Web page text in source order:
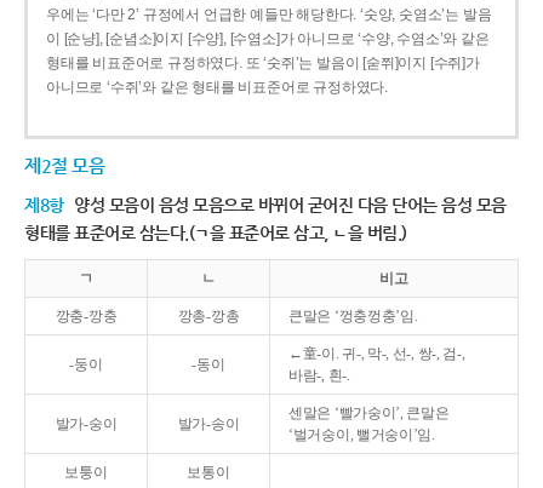
우에는 ‘다만 2’ 규정에서 언급한 예들만 해당한다. ‘숫양, 숫염소’는 발음
이 [순냥], [순념소]이지 [수양], [수염소]가 아니므로 ‘수양, 수염소’와 같은
형태를 비표준어로 규정하였다. 또 ‘숫쥐’는 발음이 [숟쮜]이지 [수쥐]가
아니므로 ‘수쥐’와 같은 형태를 비표준어로 규정하였다.
제2절 모음
제8항 양성 모음이 음성 모음으로 바뀌어 굳어진 다음 단어는 음성 모음
형태를 표준어로 삼는다.(ㄱ을 표준어로 삼고, ㄴ을 버림.)
ㄱ ㄴ 비고
깡충-깡충 깡총-깡총 큰말은 ‘껑충껑충’임.
-둥이 -동이
←童-이. 귀-, 막-, 선-, 쌍-, 검-,
바람-, 흰-.
발가-숭이 발가-송이
센말은 ‘빨가숭이’, 큰말은
‘벌거숭이, 뻘거숭이’임.
보퉁이 보통이